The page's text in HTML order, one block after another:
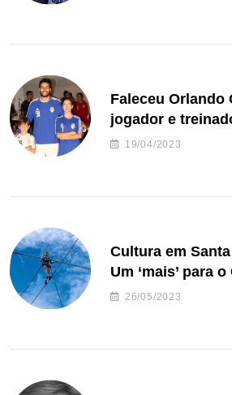
Faleceu Orlando
jogador e
de andebol do
19/04/2023
Cultura em
Um ‘mais’ para
26/05/2023